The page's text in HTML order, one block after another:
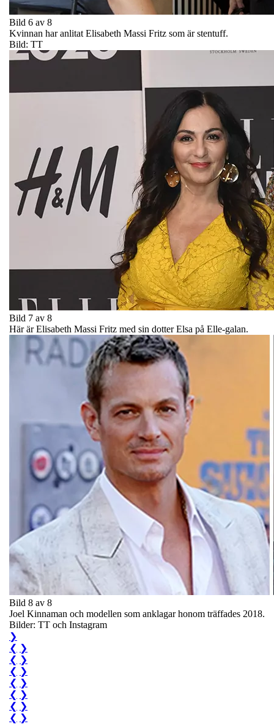
Bild 6 av 8
Kvinnan har anlitat Elisabeth Massi Fritz som är stentuff.
Bild: TT
Bild 7 av 8
Här är Elisabeth Massi Fritz med sin dotter Elsa på Elle-galan.
Bild 8 av 8
Joel Kinnaman och modellen som anklagar honom träffades 2018.
Bilder: TT och Instagram
❯
❮ ❯
❮ ❯
❮ ❯
❮ ❯
❮ ❯
❮ ❯
❮ ❯